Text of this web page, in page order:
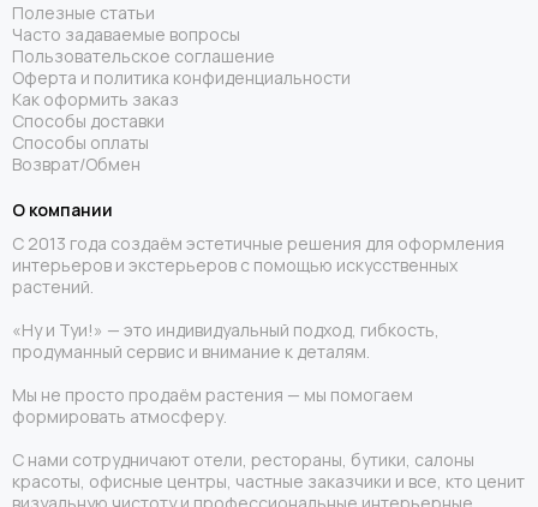
Полезные статьи
Часто задаваемые вопросы
Пользовательское соглашение
Оферта и политика конфиденциальности
Как оформить заказ
Способы доставки
Способы оплаты
Возврат/Обмен
О компании
С 2013 года создаём эстетичные решения для оформления
интерьеров и экстерьеров с помощью искусственных
растений.
«Ну и Туи!» — это индивидуальный подход, гибкость,
продуманный сервис и внимание к деталям.
Мы не просто продаём растения — мы помогаем
формировать атмосферу.
С нами сотрудничают отели, рестораны, бутики, салоны
красоты, офисные центры, частные заказчики и все, кто ценит